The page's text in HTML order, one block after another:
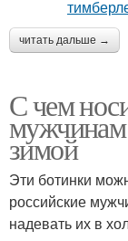
читать дальше →
С чем
мужчинам
зимой
Эти ботинки
российские
надевать их в